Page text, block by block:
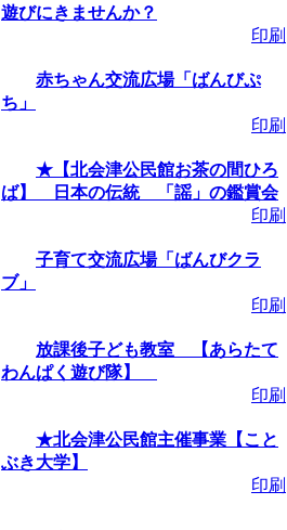
遊びにきませんか？
印刷
赤ちゃん交流広場「ばんびぷ
ち」
印刷
★【北会津公民館お茶の間ひろ
ば】 日本の伝統 「謡」の鑑賞会
印刷
子育て交流広場「ばんびクラ
ブ」
印刷
放課後子ども教室 【あらたて
わんぱく遊び隊】
印刷
★北会津公民館主催事業【こと
ぶき大学】
印刷